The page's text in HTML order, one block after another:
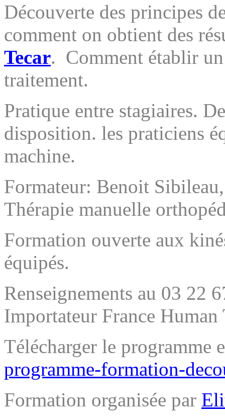
Découverte des principes
comment on obtient des
Tecar. Comment établir
traitement.
Pratique entre stagiaires.
disposition. les praticiens
machine.
Formateur: Benoit
Thérapie manuelle
Formation ouverte aux
équipés.
Renseignements au 03 22
Importateur France Human
Télécharger le programme
programme-formation-
Formation organisée par